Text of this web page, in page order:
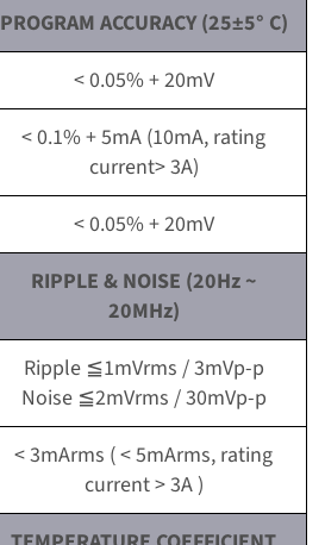
PROGRAM ACCURACY (25±5° C)
< 0.05% + 20mV
< 0.1% + 5mA (10mA, rating
current> 3A)
< 0.05% + 20mV
RIPPLE & NOISE (20Hz ~
20MHz)
Ripple ≦1mVrms / 3mVp-p
Noise ≦2mVrms / 30mVp-p
< 3mArms ( < 5mArms, rating
current > 3A )